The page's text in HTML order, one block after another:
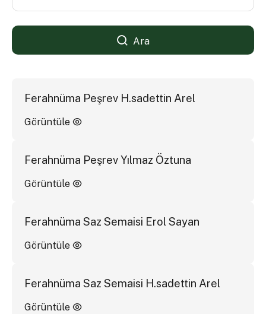
Ara
Ferahnüma Peşrev H.sadettin Arel
Görüntüle
Ferahnüma Peşrev Yılmaz Öztuna
Görüntüle
Ferahnüma Saz Semaisi Erol Sayan
Görüntüle
Ferahnüma Saz Semaisi H.sadettin Arel
Görüntüle